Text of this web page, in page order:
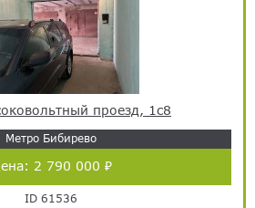
проезд, 1с8
Метро Бибирево
2 790 000 ₽
ID 61536